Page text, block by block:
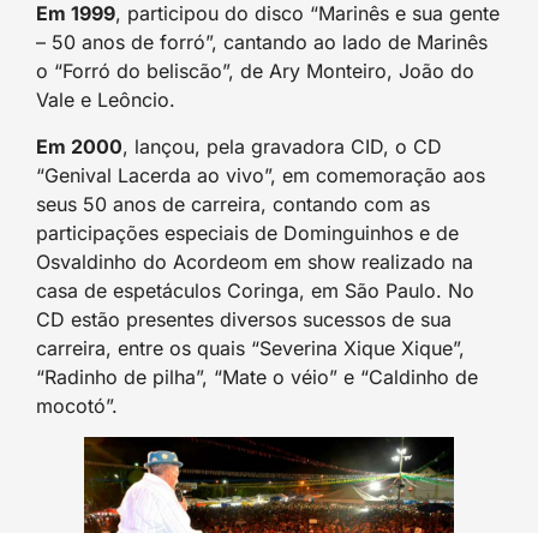
Em 1999, participou do disco “Marinês e sua gente
– 50 anos de forró”, cantando ao lado de Marinês
o “Forró do beliscão”, de Ary Monteiro, João do
Vale e Leôncio.
Em 2000, lançou, pela gravadora CID, o CD
“Genival Lacerda ao vivo”, em comemoração aos
seus 50 anos de carreira, contando com as
participações especiais de Dominguinhos e de
Osvaldinho do Acordeom em show realizado na
casa de espetáculos Coringa, em São Paulo. No
CD estão presentes diversos sucessos de sua
carreira, entre os quais “Severina Xique Xique”,
“Radinho de pilha”, “Mate o véio” e “Caldinho de
mocotó”.